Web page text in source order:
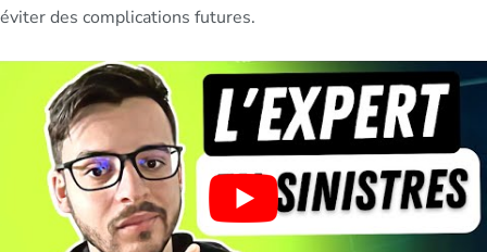
éviter des complications futures.